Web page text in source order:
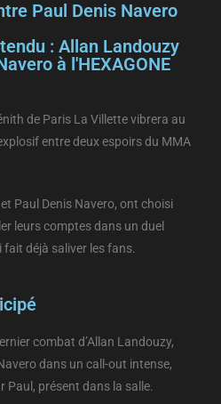
Paul Denis Navero
: Allan Landouzy
à l'HEXAGONE
de Paris La Villette vibrera au
entre deux espoirs du MMA
Paul Denis Navero, ont choisi
leurs comptes dans un duel
déjà saliver les fans.
combat d’Allan Landouzy,
dans un call-out intense,
Paul, présent dans la salle.